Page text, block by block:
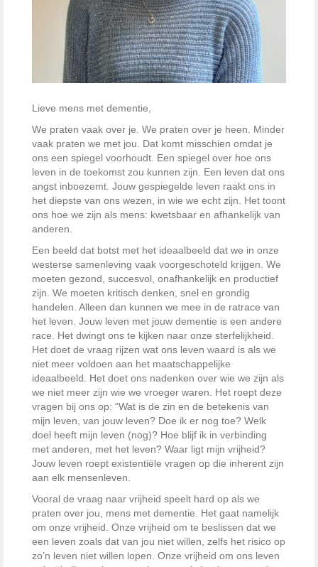
Lieve mens met dementie,
We praten vaak over je. We praten over je heen. Minder
vaak praten we met jou. Dat komt misschien omdat je
ons een spiegel voorhoudt. Een spiegel over hoe ons
leven in de toekomst zou kunnen zijn. Een leven dat ons
angst inboezemt. Jouw gespiegelde leven raakt ons in
het diepste van ons wezen, in wie we echt zijn. Het toont
ons hoe we zijn als mens: kwetsbaar en afhankelijk van
anderen.
Een beeld dat botst met het ideaalbeeld dat we in onze
westerse samenleving vaak voorgeschoteld krijgen. We
moeten gezond, succesvol, onafhankelijk en productief
zijn. We moeten kritisch denken, snel en grondig
handelen. Alleen dan kunnen we mee in de ratrace van
het leven. Jouw leven met jouw dementie is een andere
race. Het dwingt ons te kijken naar onze sterfelijkheid.
Het doet de vraag rijzen wat ons leven waard is als we
niet meer voldoen aan het maatschappelijke
ideaalbeeld. Het doet ons nadenken over wie we zijn als
we niet meer zijn wie we vroeger waren. Het roept deze
vragen bij ons op: “Wat is de zin en de betekenis van
mijn leven, van jouw leven? Doe ik er nog toe? Welk
doel heeft mijn leven (nog)? Hoe blijf ik in verbinding
met anderen, met het leven? Waar ligt mijn vrijheid?
Jouw leven roept existentiële vragen op die inherent zijn
aan elk mensenleven.
Vooral de vraag naar vrijheid speelt hard op als we
praten over jou, mens met dementie. Het gaat namelijk
om onze vrijheid. Onze vrijheid om te beslissen dat we
een leven zoals dat van jou niet willen, zelfs het risico op
zo’n leven niet willen lopen. Onze vrijheid om ons leven